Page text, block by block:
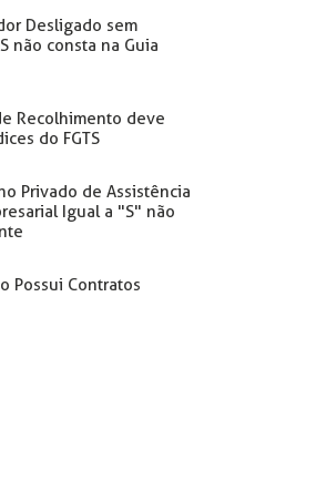
Desligado sem
não consta na Guia
Recolhimento deve
do FGTS
Privado de Assistência
Igual a "S" não
Possui Contratos